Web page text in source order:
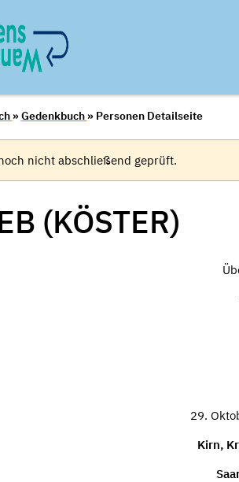
»Gedenkbuch » Personen Detailseite
nicht abschließend geprüft.
(KÖSTER)
29.
Kirn,